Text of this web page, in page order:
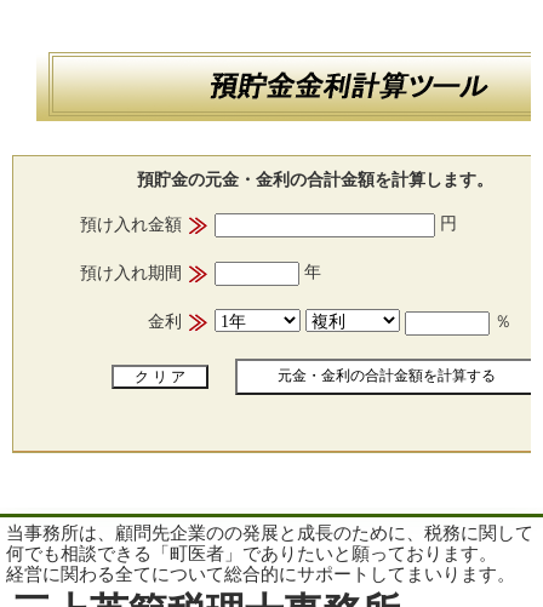
預貯金の元金・金利の合計金額を計算します。
預け入れ金額 円
預け入れ期間 年
金利 ％
当事務所は、顧問先企業のの発展と成長のために、税務に関して
何でも相談できる「町医者」でありたいと願っております。
経営に関わる全てについて総合的にサポートしてまいります。